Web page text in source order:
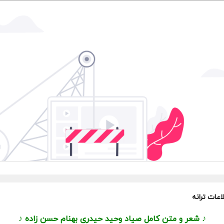
ترانه
♪ شعر و متن کامل صیاد وحید حیدری بهنام حسن زاده ♪